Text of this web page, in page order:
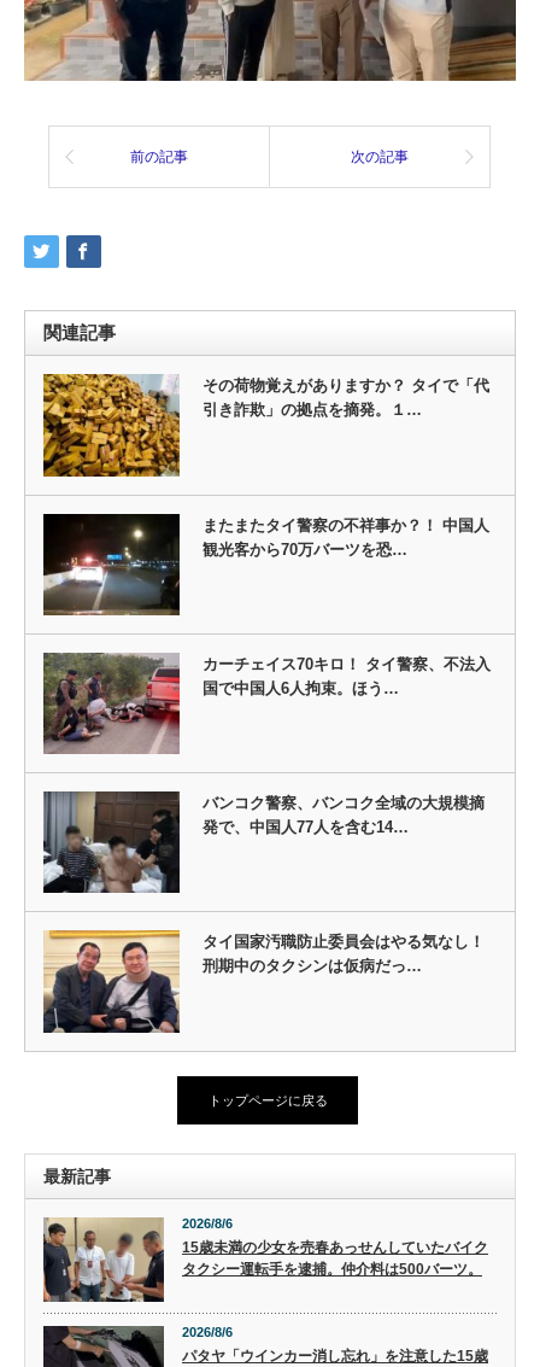
前の記事 次の記事
関連記事
その荷物覚えがありますか？ タイで「代
引き詐欺」の拠点を摘発。１…
またまたタイ警察の不祥事か？！ 中国人
観光客から70万バーツを恐…
カーチェイス70キロ！ タイ警察、不法入
国で中国人6人拘束。ほう…
バンコク警察、バンコク全域の大規模摘
発で、中国人77人を含む14…
タイ国家汚職防止委員会はやる気なし！
刑期中のタクシンは仮病だっ…
トップページに戻る
最新記事
2026/8/6
15歳未満の少女を売春あっせんしていたバイク
タクシー運転手を逮捕。仲介料は500バーツ。
2026/8/6
パタヤ「ウインカー消し忘れ」を注意した15歳